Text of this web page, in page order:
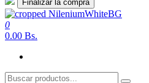
Saltar
al
contenido
nilenium.net
Soluciones
0
0.00 Bs.